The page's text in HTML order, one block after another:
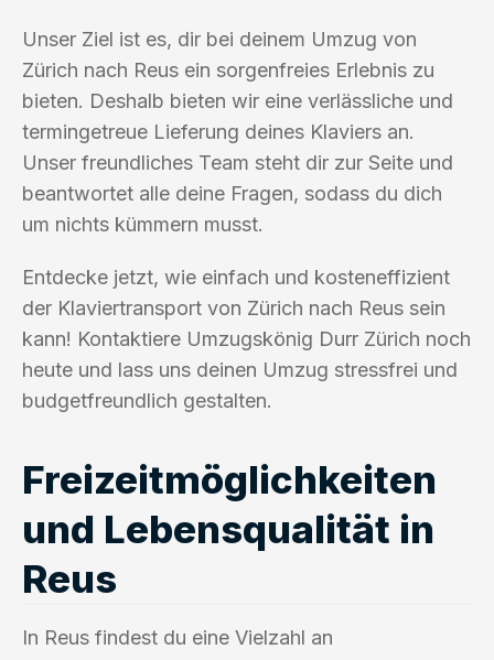
Unser Ziel ist es, dir bei deinem Umzug von
Zürich nach Reus ein sorgenfreies Erlebnis zu
bieten. Deshalb bieten wir eine verlässliche und
termingetreue Lieferung deines Klaviers an.
Unser freundliches Team steht dir zur Seite und
beantwortet alle deine Fragen, sodass du dich
um nichts kümmern musst.
Entdecke jetzt, wie einfach und kosteneffizient
der Klaviertransport von Zürich nach Reus sein
kann! Kontaktiere Umzugskönig Durr Zürich noch
heute und lass uns deinen Umzug stressfrei und
budgetfreundlich gestalten.
Freizeitmöglichkeiten
und Lebensqualität in
Reus
In Reus findest du eine Vielzahl an